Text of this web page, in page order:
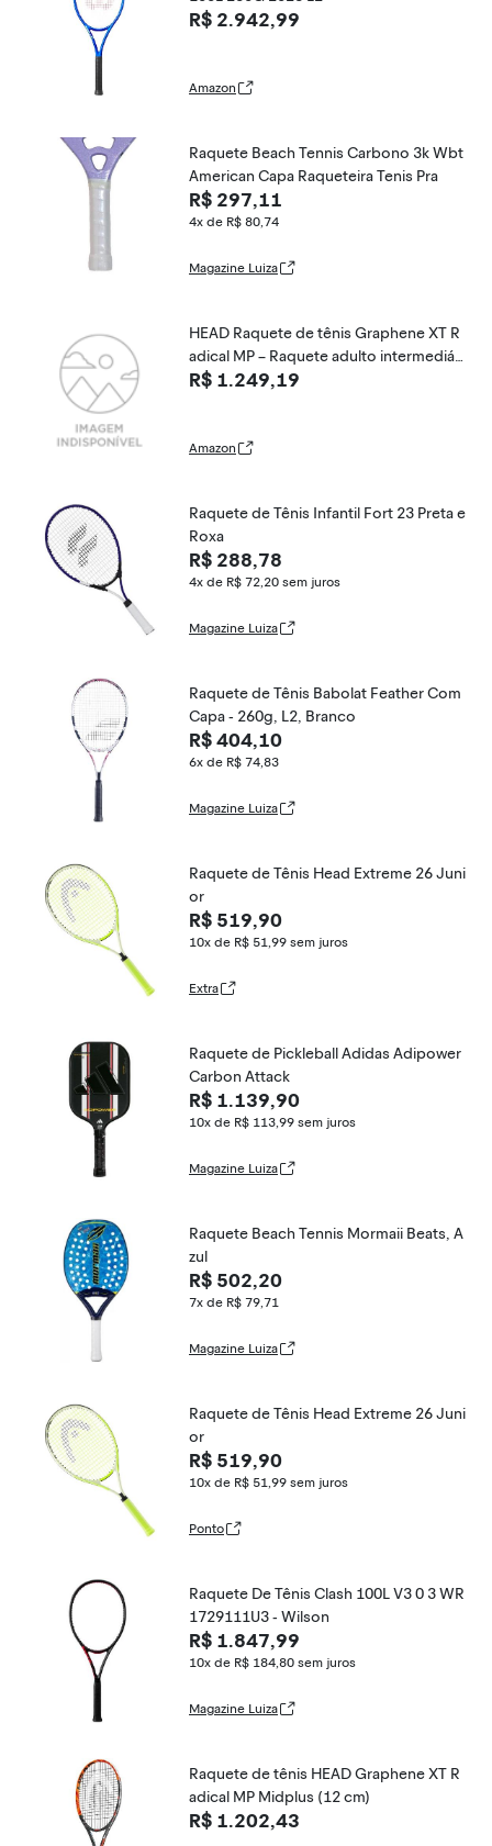
R$ 2.942,99
Amazon
Raquete Beach Tennis Carbono 3k Wbt
American Capa Raqueteira Tenis Pra
R$ 297,11
4x de R$ 80,74
Magazine Luiza
HEAD Raquete de tênis Graphene XT R
adical MP – Raquete adulto intermediári
o pré-amarrado de 68 cm – Aderência d
R$ 1.249,19
Amazon
Raquete de Tênis Infantil Fort 23 Preta e
Roxa
R$ 288,78
4x de R$ 72,20 sem juros
Magazine Luiza
Raquete de Tênis Babolat Feather Com
Capa - 260g, L2, Branco
R$ 404,10
6x de R$ 74,83
Magazine Luiza
Raquete de Tênis Head Extreme 26 Juni
or
R$ 519,90
10x de R$ 51,99 sem juros
Extra
Raquete de Pickleball Adidas Adipower
Carbon Attack
R$ 1.139,90
10x de R$ 113,99 sem juros
Magazine Luiza
Raquete Beach Tennis Mormaii Beats, A
zul
R$ 502,20
7x de R$ 79,71
Magazine Luiza
Raquete de Tênis Head Extreme 26 Juni
or
R$ 519,90
10x de R$ 51,99 sem juros
Ponto
Raquete De Tênis Clash 100L V3 0 3 WR
1729111U3 - Wilson
R$ 1.847,99
10x de R$ 184,80 sem juros
Magazine Luiza
Raquete de tênis HEAD Graphene XT R
adical MP Midplus (12 cm)
R$ 1.202,43